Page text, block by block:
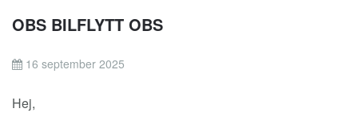
OBS BILFLYTT OBS
16 september 2025
Hej,